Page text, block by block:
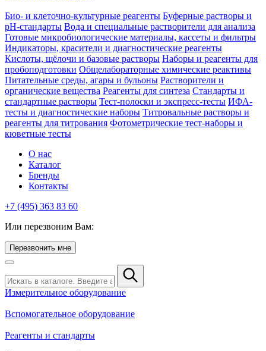
Био- и клеточно-культурные реагенты Буферные растворы и
pH-стандарты Вода и специальные растворители для анализа
Готовые микробиологические материалы, кассеты и фильтры
Индикаторы, красители и диагностические реагенты
Кислоты, щёлочи и базовые растворы Наборы и реагенты для
пробоподготовки Общелабораторные химические реактивы
Питательные среды, агары и бульоны Растворители и
органические вещества Реагенты для синтеза Стандарты и
стандартные растворы Тест-полоски и экспресс-тесты ИФА-
тесты и диагностические наборы Титровальные растворы и
реагенты для титрования Фотометрические тест-наборы и
кюветные тесты
О нас
Каталог
Бренды
Контакты
+7 (495) 363 83 60
Или перезвоним Вам:
Перезвонить мне
Измерительное оборудование
Вспомогательное оборудование
Реагенты и стандарты